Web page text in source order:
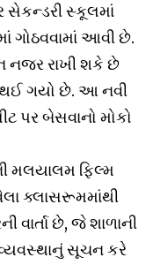
સેકન્ડરી સ્કૂલમાં
ગોઠવવામાં આવી છે.
નજર રાખી શકે છે
ગયો છે. આ નવી
પર બેસવાનો મોકો
મલયાલમ ફિલ્મ
ક્લાસરૂમમાંથી
છે, જે શાળાની
વ્યવસ્થાનું સૂચન કરે